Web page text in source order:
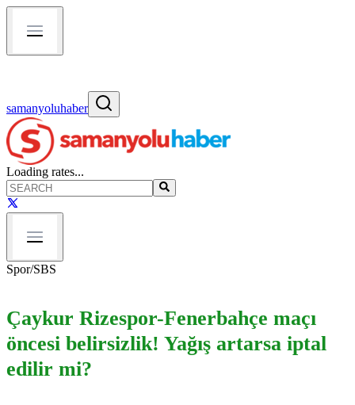
samanyoluhaber
Loading rates...
Spor/SBS
Çaykur Rizespor-Fenerbahçe maçı
öncesi belirsizlik! Yağış artarsa iptal
edilir mi?